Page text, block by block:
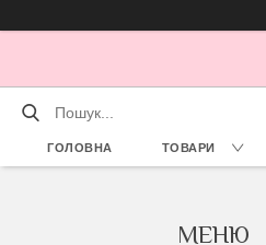
ГОЛОВНА ТОВАРИ